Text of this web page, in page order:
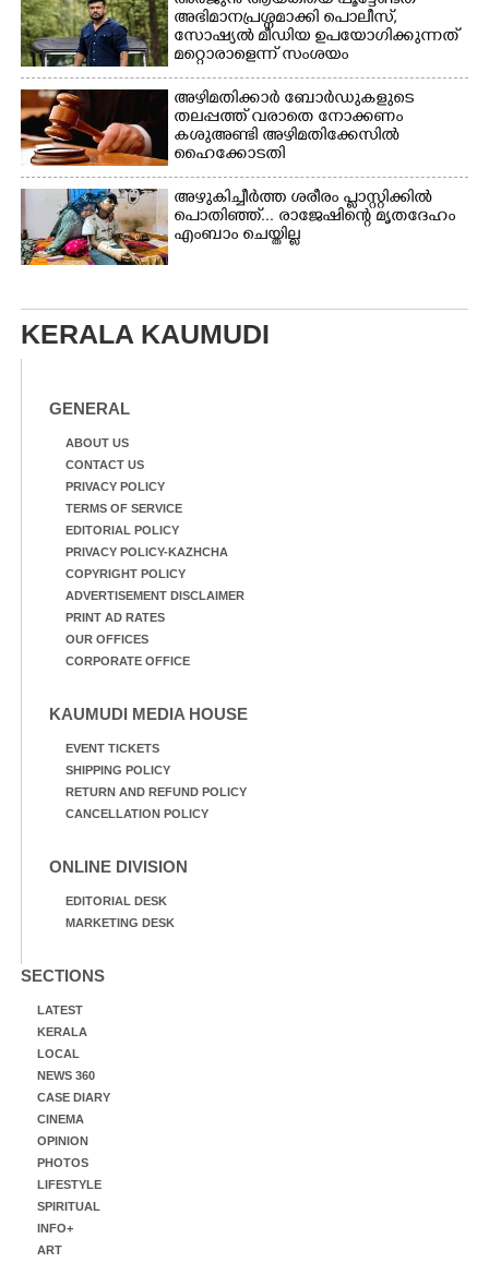
അഭിമാനപ്രശ്നമാക്കി പൊലീസ്,
സാേഷ്യൽ മീഡിയ ഉപയോഗിക്കുന്നത്
മറ്റൊരാളെന്ന് സംശയം
അഴിമതിക്കാർ ബോർഡുകളുടെ
തലപ്പത്ത് വരാതെ നോക്കണം
കശുഅണ്ടി അഴിമതിക്കേസിൽ
ഹൈക്കോടതി
അഴുകിച്ചീർത്ത ശരീരം പ്ളാസ്റ്റിക്കിൽ
പൊതിഞ്ഞ്... രാജേഷിന്റെ മൃതദേഹം
എംബാം ചെയ്തില്ല
KERALA KAUMUDI
GENERAL
ABOUT US
CONTACT US
PRIVACY POLICY
TERMS OF SERVICE
EDITORIAL POLICY
PRIVACY POLICY-KAZHCHA
COPYRIGHT POLICY
ADVERTISEMENT DISCLAIMER
PRINT AD RATES
OUR OFFICES
CORPORATE OFFICE
KAUMUDI MEDIA HOUSE
EVENT TICKETS
SHIPPING POLICY
RETURN AND REFUND POLICY
CANCELLATION POLICY
ONLINE DIVISION
EDITORIAL DESK
MARKETING DESK
SECTIONS
LATEST
KERALA
LOCAL
NEWS 360
CASE DIARY
CINEMA
OPINION
PHOTOS
LIFESTYLE
SPIRITUAL
INFO+
ART